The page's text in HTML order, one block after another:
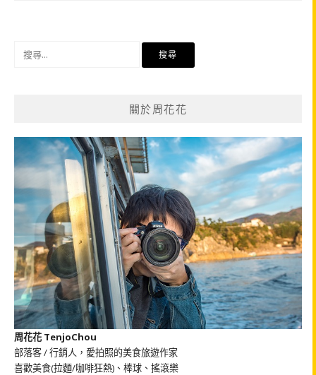
關於周花花
周花花 TenjoChou
部落客 / 行銷人，愛拍照的美食旅遊作家
喜歡美食(拉麵/咖啡狂熱)、棒球、搖滾樂